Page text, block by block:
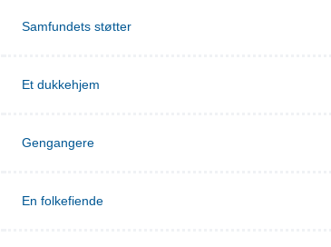
Samfundets støtter
Et dukkehjem
Gengangere
En folkefiende